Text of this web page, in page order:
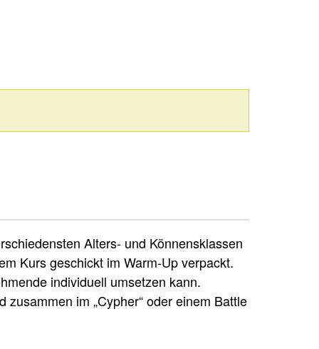
Alters- und Könnensklassen
Kurs geschickt im Warm-Up verpackt.
individuell umsetzen kann.
im „Cypher“ oder einem Battle